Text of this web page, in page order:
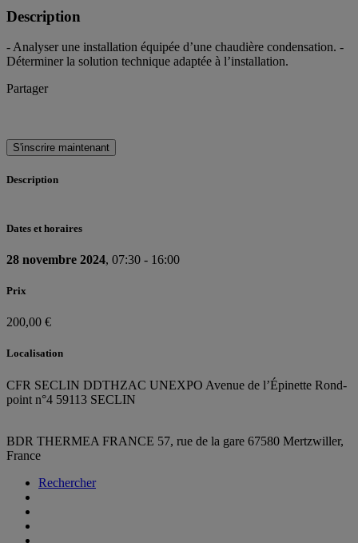
Description
- Analyser une installation équipée d’une chaudière condensation. -
Déterminer la solution technique adaptée à l’installation.
Partager
S'inscrire maintenant
Description
Dates et horaires
28 novembre 2024, 07:30 - 16:00
Prix
200,00 €
Localisation
CFR SECLIN DDTHZAC UNEXPO Avenue de l’Épinette Rond-
point n°4 59113 SECLIN
BDR THERMEA FRANCE 57, rue de la gare 67580 Mertzwiller,
France
Rechercher